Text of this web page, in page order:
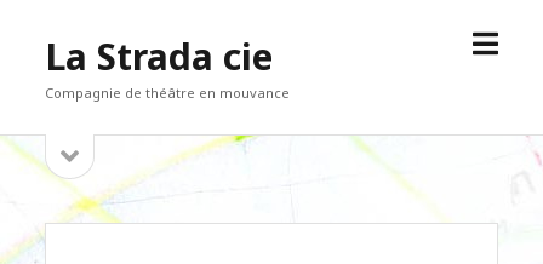
La Strada cie
Compagnie de théâtre en mouvance
open
Sidebar
sidebar